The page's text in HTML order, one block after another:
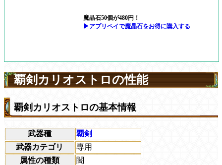
魔晶石50個が480円！
▶アプリペイで魔晶石をお得に購入する
覇剣カリオストロの性能
覇剣カリオストロの基本情報
武器種
覇剣
武器カテゴリ
専用
属性の種類
闇